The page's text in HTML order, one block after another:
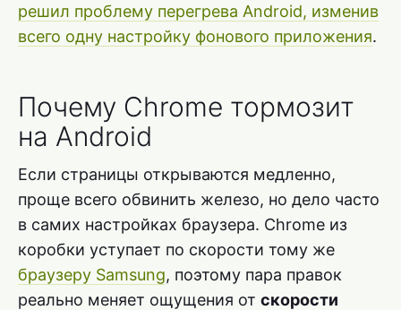
решил проблему перегрева Android, изменив
всего одну настройку фонового приложения.
Почему Chrome тормозит
на Android
Если страницы открываются медленно,
проще всего обвинить железо, но дело часто
в самих настройках браузера. Chrome из
коробки уступает по скорости тому же
браузеру Samsung, поэтому пара правок
реально меняет ощущения от скорости